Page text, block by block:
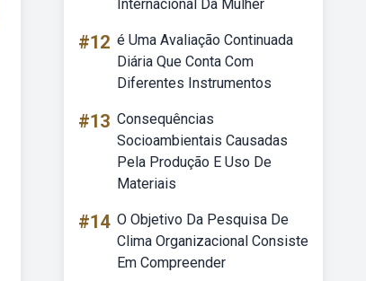
Internacional Da Mulher
#12 é Uma Avaliação Continuada
Diária Que Conta Com
Diferentes Instrumentos
#13 Consequências
Socioambientais Causadas
Pela Produção E Uso De
Materiais
#14 O Objetivo Da Pesquisa De
Clima Organizacional Consiste
Em Compreender